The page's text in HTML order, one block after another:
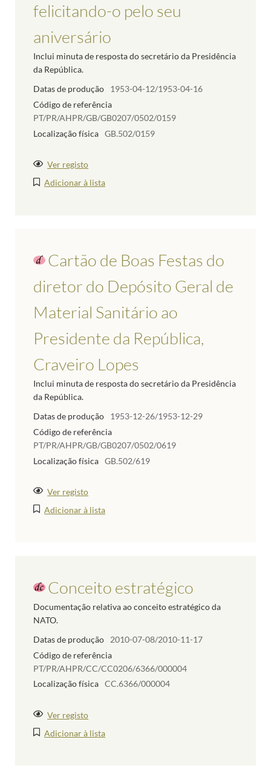
felicitando-o pelo seu
aniversário
Inclui minuta de resposta do secretário da Presidência
da República.
Datas de produção
1953-04-12/1953-04-16
Código de referência
PT/PR/AHPR/GB/GB0207/0502/0159
Localização física GB.502/0159
Ver registo
Adicionar à lista
Cartão de Boas Festas do
diretor do Depósito Geral de
Material Sanitário ao
Presidente da República,
Craveiro Lopes
Inclui minuta de resposta do secretário da Presidência
da República.
Datas de produção
1953-12-26/1953-12-29
Código de referência
PT/PR/AHPR/GB/GB0207/0502/0619
Localização física GB.502/619
Ver registo
Adicionar à lista
Conceito estratégico
Documentação relativa ao conceito estratégico da
NATO.
Datas de produção
2010-07-08/2010-11-17
Código de referência
PT/PR/AHPR/CC/CC0206/6366/000004
Localização física CC.6366/000004
Ver registo
Adicionar à lista